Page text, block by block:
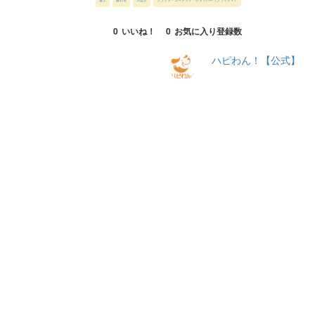
0 いいね！ 0 お気に入り登録数
ハピわん！【公式】